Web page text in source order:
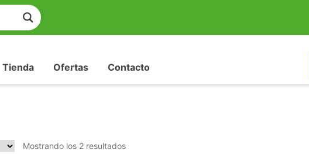
Tienda Ofertas Contacto
Mostrando los 2 resultados